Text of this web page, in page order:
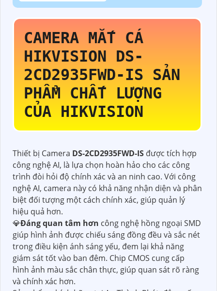
CAMERA MẮT CÁ
HIKVISION DS-
2CD2935FWD-IS SẢN
PHẨM CHẤT LƯỢNG
CỦA HIKVISION
Thiết bị Camera DS-2CD2935FWD-IS được tích hợp
công nghệ AI, là lựa chọn hoàn hảo cho các công
trình đòi hỏi độ chính xác và an ninh cao. Với công
nghệ AI, camera này có khả năng nhận diện và phân
biệt đối tượng một cách chính xác, giúp quản lý
hiệu quả hơn.
💎Đáng quan tâm hơn công nghệ hồng ngoại SMD
giúp hình ảnh được chiếu sáng đồng đều và sắc nét
trong điều kiện ánh sáng yếu, đem lại khả năng
giám sát tốt vào ban đêm. Chip CMOS cung cấp
hình ảnh màu sắc chân thực, giúp quan sát rõ ràng
và chính xác hơn.